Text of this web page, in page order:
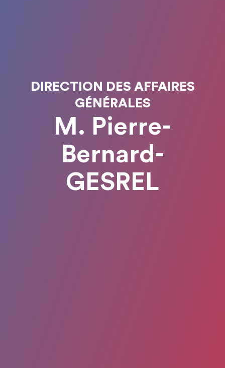
DIRECTION DES AFFAIRES
GÉNÉRALES
M. Pierre-
Bernard-
GESREL